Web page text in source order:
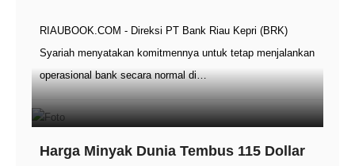
RIAUBOOK.COM - Direksi PT Bank Riau Kepri (BRK)
Syariah menyatakan komitmennya untuk tetap menjalankan
operasional bank secara normal di…
Harga Minyak Dunia Tembus 115 Dollar